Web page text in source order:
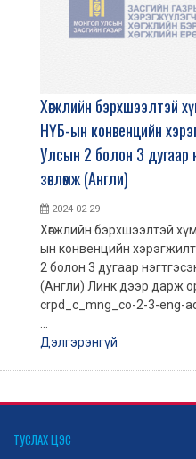
Хөгжлийн бэрхшээлтэй
НҮБ-ын конвенцийн
Улсын 2 болон 3 дугаар
зөвлөмж (Англи)
2024-02-29
Хөгжлийн бэрхшээлтэй
ын конвенцийн
2 болон 3 дугаар
(Англи) Линк дээр дарж
crpd_c_mng_co-2-3-eng-
Дэлгэрэнгүй
ТУСЛАХ ЦЭС